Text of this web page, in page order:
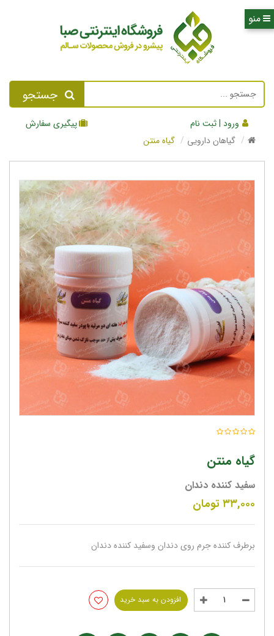
جستجو
ورود | ثبت نام
پیگیری سفارش
گیاهان دارویی
گیاه منتن
گیاه منتن
سفید کننده دندان
۳۳,۰۰۰تومان
برطرف کننده جرم روی دندان وسفید کننده دندان
افزودن به سبد خرید